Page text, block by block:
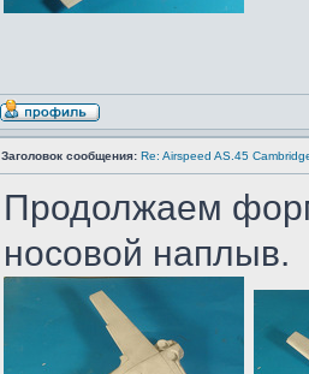
Заголовок сообщения: Re: Airspeed AS.45
Продолжаем
носовой наплыв.